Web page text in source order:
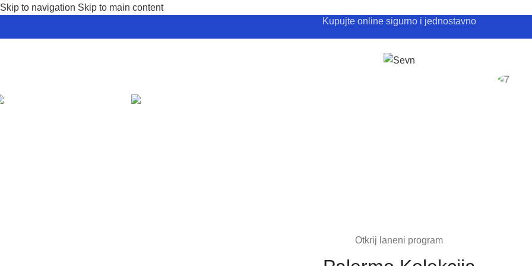
Skip to navigation Skip to main content
Kupujte online sigurno i jednostavno
Otkrij laneni program